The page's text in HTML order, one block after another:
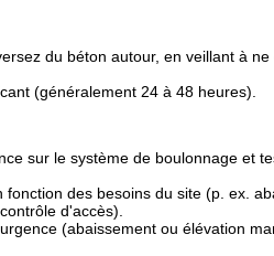
du béton autour, en veillant à
(généralement 24 à 48 heures).
sur le système de boulonnage et
des besoins du site (p. ex.
d'accès).
(abaissement ou élévation